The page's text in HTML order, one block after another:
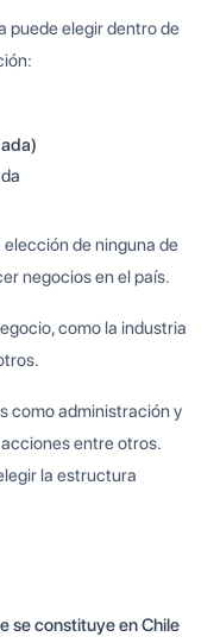
puede elegir dentro de
de ninguna de
negocios en el país.
como la industria
como administración y
entre otros.
la estructura
se constituye en Chile